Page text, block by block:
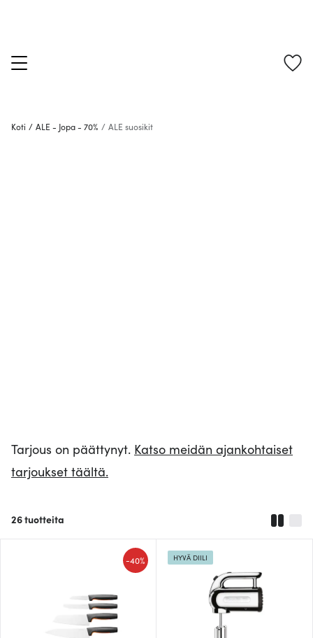
Koti / ALE - Jopa - 70% / ALE suosikit
Tarjous on päättynyt. Katso meidän ajankohtaiset
tarjoukset täältä.
26tuotteita
-40% HYVÄ DIILI